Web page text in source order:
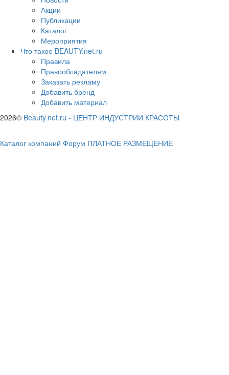
Акции
Публикации
Каталог
Мероприятия
Что такое BEAUTY.net.ru
Правила
Правообладателям
Заказать рекламу
Добавить бренд
Добавить материал
2026© Beauty.net.ru - ЦЕНТР ИНДУСТРИИ КРАСОТЫ
Каталог компаний Форум ПЛАТНОЕ РАЗМЕЩЕНИЕ